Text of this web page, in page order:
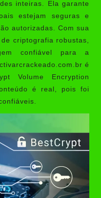
inteiras. Ela garante
estejam seguras e
autorizadas. Com sua
criptografia robustas,
confiável para a
é
Volume Encryption
é real, pois foi